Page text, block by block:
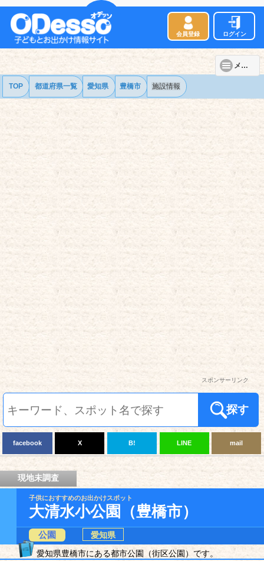
会員登録 ログイン
メニュー
TOP 都道府県一覧 愛知県 豊橋市 施設情報
スポンサーリンク
探す
facebook X B! LINE mail
現地未調査
子供におすすめのお出かけスポット
大清水小公園（豊橋市）
公園
愛知県
愛知県豊橋市にある都市公園（街区公園）です。